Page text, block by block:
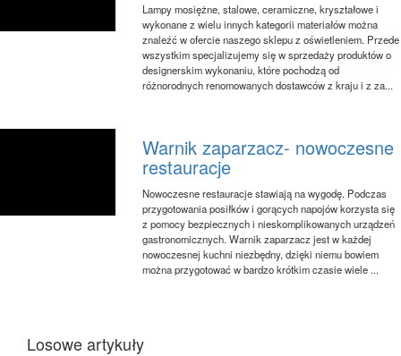
Lampy mosiężne, stalowe, ceramiczne, kryształowe i
wykonane z wielu innych kategorii materiałów można
znaleźć w ofercie naszego sklepu z oświetleniem. Przede
wszystkim specjalizujemy się w sprzedaży produktów o
designerskim wykonaniu, które pochodzą od
różnorodnych renomowanych dostawców z kraju i z za...
Warnik zaparzacz- nowoczesne
restauracje
Nowoczesne restauracje stawiają na wygodę. Podczas
przygotowania posiłków i gorących napojów korzysta się
z pomocy bezpiecznych i nieskomplikowanych urządzeń
gastronomicznych. Warnik zaparzacz jest w każdej
nowoczesnej kuchni niezbędny, dzięki niemu bowiem
można przygotować w bardzo krótkim czasie wiele ...
Losowe artykuły